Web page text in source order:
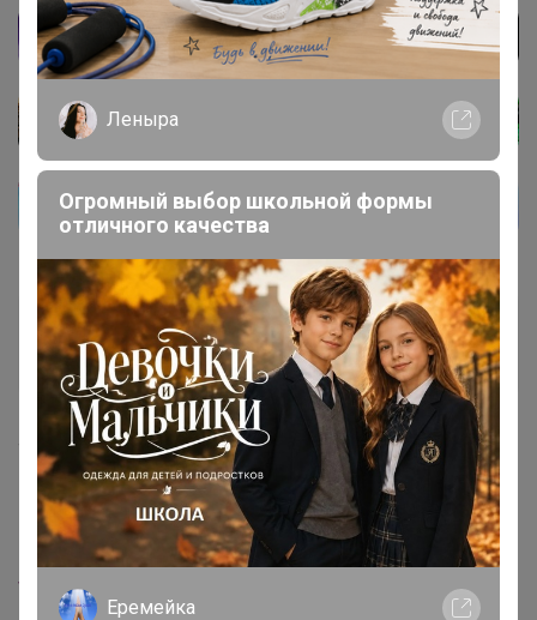
Жемчужина 94
Великий магистр
4 апреля, 2025 07:56
Glamkat, доброе утро. Вот такие ещё можно
посматреть?
www.trendyol.com/polka-store/serena-sivri-burun-uc...
Леныра
Огромный выбор школьной формы
отличного качества
Еремейка